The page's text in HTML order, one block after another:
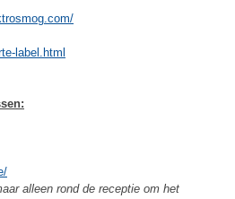
label.html
alleen rond de receptie om het